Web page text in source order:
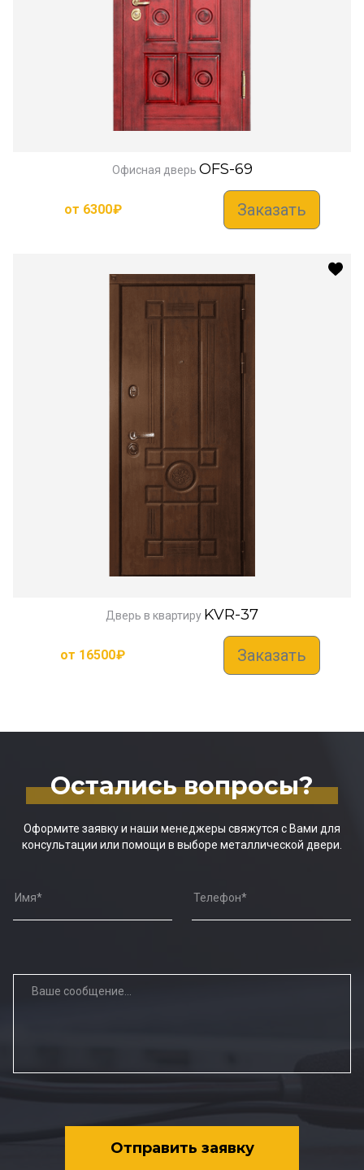
Офисная дверь OFS-69
от 6300₽ Заказать
Дверь в квартиру KVR-37
от 16500₽ Заказать
Остались вопросы?
Оформите заявку и наши менеджеры свяжутся с Вами для
консультации или помощи в выборе металлической двери.
Отправить заявку